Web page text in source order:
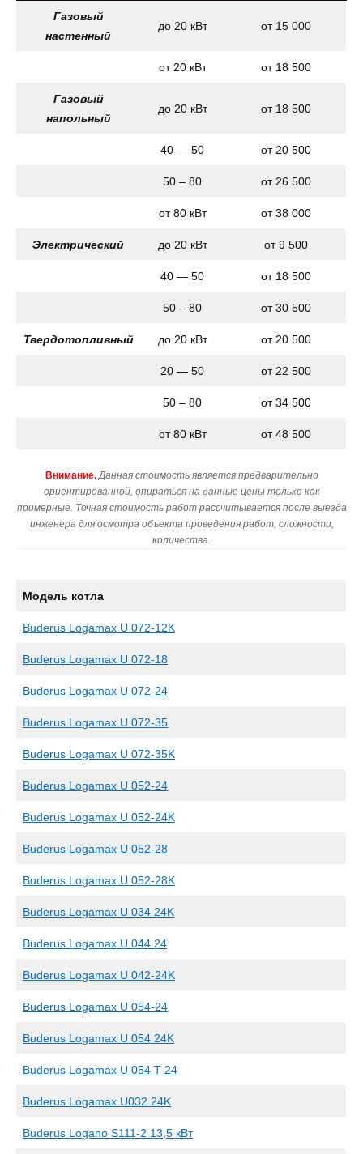
Газовый
настенный
до 20 кВт от 15 000
от 20 кВт от 18 500
Газовый
напольный
до 20 кВт от 18 500
40 — 50 от 20 500
50 – 80 от 26 500
от 80 кВт от 38 000
Электрический до 20 кВт от 9 500
40 — 50 от 18 500
50 – 80 от 30 500
Твердотопливный до 20 кВт от 20 500
20 — 50 от 22 500
50 – 80 от 34 500
от 80 кВт от 48 500
Внимание. Данная стоимость является предварительно
ориентированной, опираться на данные цены только как
примерные. Точная стоимость работ рассчитывается после выезда
инженера для осмотра объекта проведения работ, сложности,
количества.
Модель котла
Buderus Logamax U 072-12K
Buderus Logamax U 072-18
Buderus Logamax U 072-24
Buderus Logamax U 072-35
Buderus Logamax U 072-35K
Buderus Logamax U 052-24
Buderus Logamax U 052-24K
Buderus Logamax U 052-28
Buderus Logamax U 052-28K
Buderus Logamax U 034 24K
Buderus Logamax U 044 24
Buderus Logamax U 042-24K
Buderus Logamax U 054-24
Buderus Logamax U 054 24K
Buderus Logamax U 054 T 24
Buderus Logamax U032 24K
Buderus Logano S111-2 13,5 кВт